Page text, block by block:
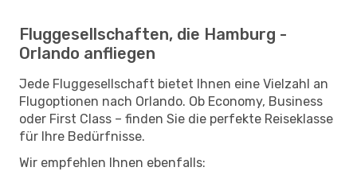
Fluggesellschaften, die Hamburg -
Orlando anfliegen
Jede Fluggesellschaft bietet Ihnen eine Vielzahl an
Flugoptionen nach Orlando. Ob Economy, Business
oder First Class – finden Sie die perfekte Reiseklasse
für Ihre Bedürfnisse.
Wir empfehlen Ihnen ebenfalls: